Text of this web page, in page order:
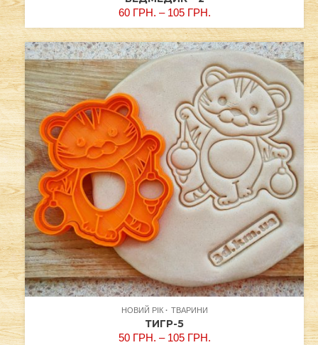
60 ГРН. – 105 ГРН.
НОВИЙ РІК ТВАРИНИ
ТИГР-5
50 ГРН. – 105 ГРН.